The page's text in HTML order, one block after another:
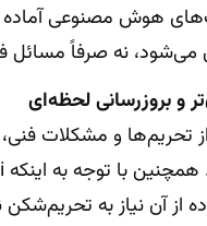
هوش مصنوعی آماده
می‌شود، نه صرفاً مسائل
و بروزرسانی لحظه‌ای
از آن نیاز به